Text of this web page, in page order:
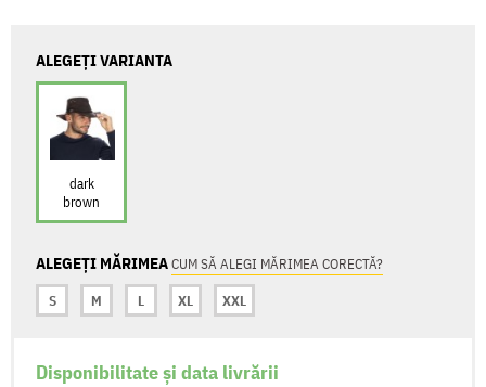
ALEGEȚI VARIANTA
dark
brown
ALEGEȚI MĂRIMEACUM SĂ ALEGI MĂRIMEA CORECTĂ?
S
M L XL XXL
Disponibilitate și data livrării